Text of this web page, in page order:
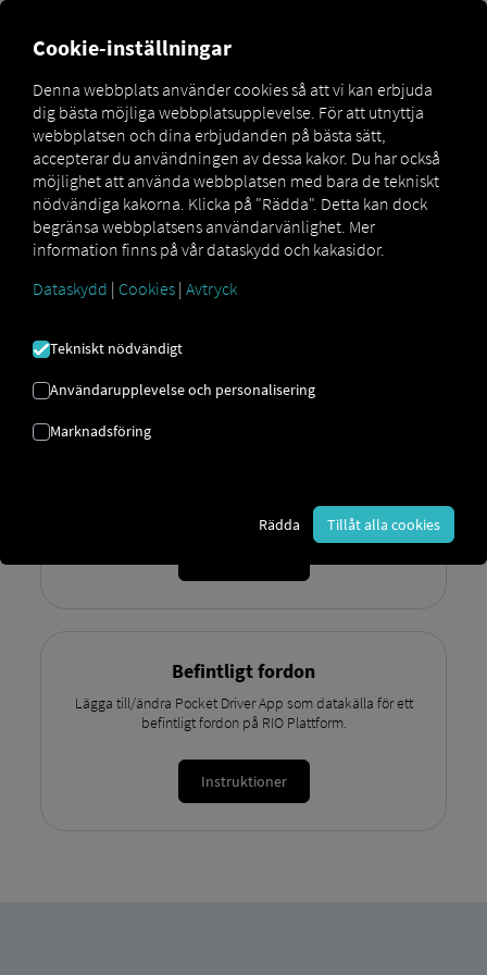
Skapa en Pocket Driver
Enhetsinloggningar
För att logga in på Pocket Driver För appen med
enhetsinloggning behöver du åtkomstuppgifterna i form
av en QR-kod. Dessa finns på RIO Plattformen kan skapas
av vilken användare som helst med rättigheter som
flottadministratör. När koden väl har skapats är den giltig
för engångsbruk och upp till 72 timmar. Användare loggar
sedan in i appen genom att skanna QR-koden med sin
Befintligt fordon
Lägga till/ändra Pocket Driver App som datakälla för ett
befintligt fordon på RIO Plattform.
Instruktioner
Cookie-inställningar
Denna webbplats använder cookies så att vi kan erbjuda
dig bästa möjliga webbplatsupplevelse. För att utnyttja
webbplatsen och dina erbjudanden på bästa sätt,
accepterar du användningen av dessa kakor. Du har också
möjlighet att använda webbplatsen med bara de tekniskt
nödvändiga kakorna. Klicka på "Rädda". Detta kan dock
begränsa webbplatsens användarvänlighet. Mer
information finns på vår dataskydd och kakasidor.
Dataskydd | Cookies | Avtryck
Tekniskt nödvändigt
Användarupplevelse och personalisering
Marknadsföring
Rädda Tillåt alla cookies